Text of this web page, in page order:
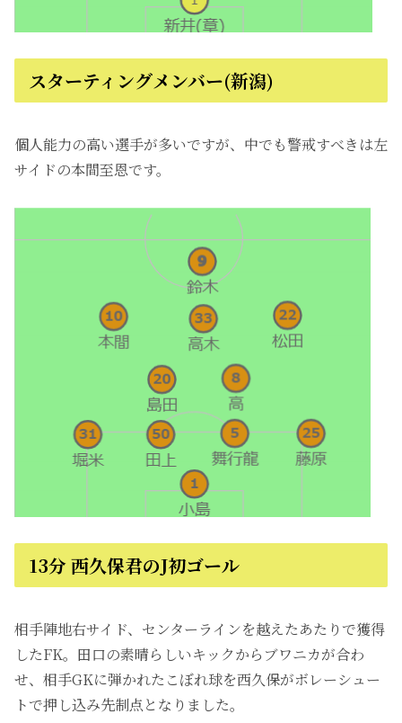
スターティングメンバー(新潟)
個人能力の高い選手が多いですが、中でも警戒すべきは左
サイドの本間至恩です。
13分 西久保君のJ初ゴール
相手陣地右サイド、センターラインを越えたあたりで獲得
したFK。田口の素晴らしいキックからブワニカが合わ
せ、相手GKに弾かれたこぼれ球を西久保がボレーシュー
トで押し込み先制点となりました。